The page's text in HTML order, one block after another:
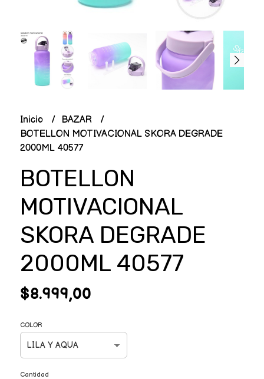
Inicio
BAZAR
BOTELLON MOTIVACIONAL SKORA DEGRADE
2000ML 40577
BOTELLON
MOTIVACIONAL
SKORA DEGRADE
2000ML 40577
$8.999,00
COLOR
Cantidad